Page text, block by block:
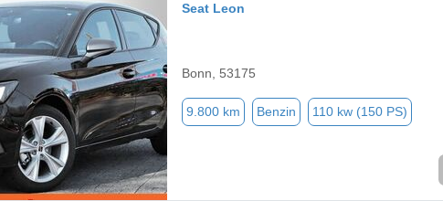
Seat Leon
Bonn, 53175
9.800 km Benzin 110 kw (150 PS)